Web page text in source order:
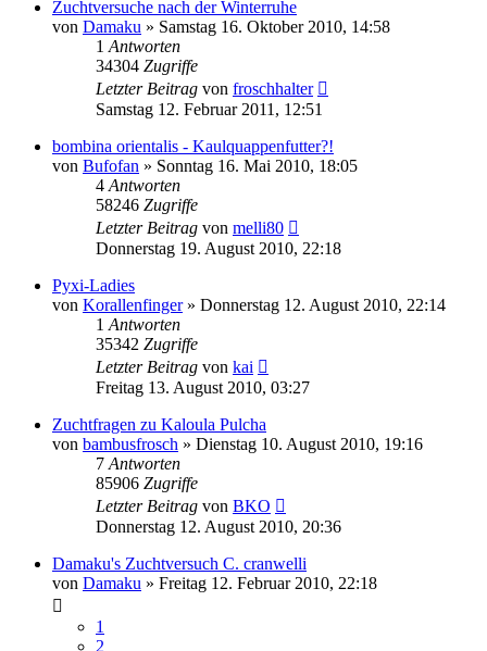
Zuchtversuche nach der Winterruhe
von Damaku » Samstag 16. Oktober 2010, 14:58
1 Antworten
34304 Zugriffe
Letzter Beitrag von froschhalter
Samstag 12. Februar 2011, 12:51
bombina orientalis - Kaulquappenfutter?!
von Bufofan » Sonntag 16. Mai 2010, 18:05
4 Antworten
58246 Zugriffe
Letzter Beitrag von melli80
Donnerstag 19. August 2010, 22:18
Pyxi-Ladies
von Korallenfinger» Donnerstag 12. August 2010, 22:14
1 Antworten
35342 Zugriffe
Letzter Beitrag von kai
Freitag 13. August 2010, 03:27
Zuchtfragen zu Kaloula Pulcha
von bambusfrosch » Dienstag 10. August 2010, 19:16
7 Antworten
85906 Zugriffe
Letzter Beitrag von BKO
Donnerstag 12. August 2010, 20:36
Damaku's Zuchtversuch C. cranwelli
von Damaku » Freitag 12. Februar 2010, 22:18
1
2